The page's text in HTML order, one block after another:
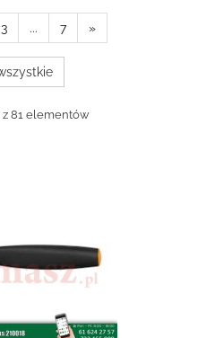
3 ... 7 »
z 81 elementów